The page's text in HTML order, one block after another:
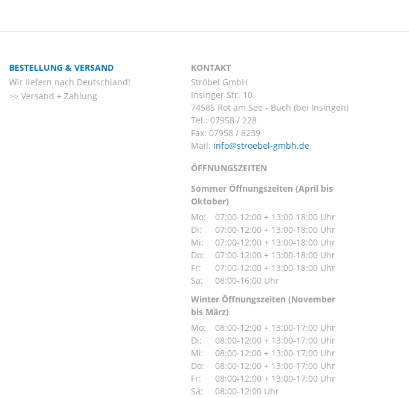
BESTELLUNG & VERSAND
Wir liefern nach Deutschland!
Versand + Zahlung
KONTAKT
Ströbel GmbH
Insinger Str. 10
74585 Rot am See - Buch (bei Insingen)
Tel.: 07958 / 228
Fax: 07958 / 8239
Mail:
ÖFFNUNGSZEITEN
Sommer Öffnungszeiten (April bis
Oktober)
Mo:
07:00-12:00 + 13:00-18:00 Uhr
Di:
07:00-12:00 + 13:00-18:00 Uhr
Mi:
07:00-12:00 + 13:00-18:00 Uhr
Do:
07:00-12:00 + 13:00-18:00 Uhr
Fr:
07:00-12:00 + 13:00-18:00 Uhr
Sa:
08:00-16:00 Uhr
Winter Öffnungszeiten (November
bis März)
Mo:
08:00-12:00 + 13:00-17:00 Uhr
Di:
08:00-12:00 + 13:00-17:00 Uhr
Mi:
08:00-12:00 + 13:00-17:00 Uhr
Do:
08:00-12:00 + 13:00-17:00 Uhr
Fr:
08:00-12:00 + 13:00-17:00 Uhr
Sa:
08:00-12:00 Uhr